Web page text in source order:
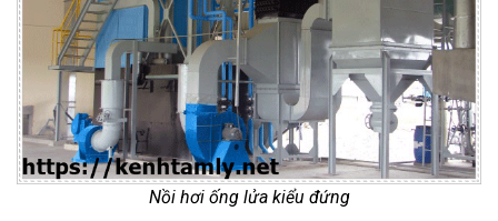
Nồi hơi ống lửa kiểu đứng